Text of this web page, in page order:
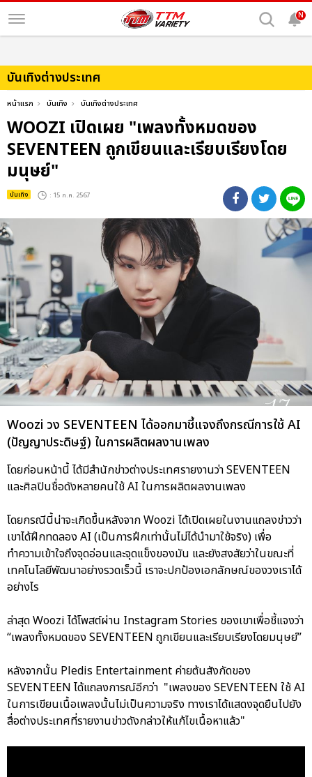
N
บันเทิงต่างประเทศ
หน้าแรก บันเทิง บันเทิงต่างประเทศ
WOOZI เปิดเผย "เพลงทั้งหมดของ
SEVENTEEN ถูกเขียนและเรียบเรียงโดย
มนุษย์"
บันเทิง : 15 ก.ค. 2567
Woozi วง SEVENTEEN ได้ออกมาชี้แจงถึงกรณีการใช้ AI
(ปัญญาประดิษฐ์) ในการผลิตผลงานเพลง
โดยก่อนหน้านี้ ได้มีสำนักข่าวต่างประเทศรายงานว่า SEVENTEEN
และศิลปินชื่อดังหลายคนใช้ AI ในการผลิตผลงานเพลง
โดยกรณีนี้น่าจะเกิดขึ้นหลังจาก Woozi ได้เปิดเผยในงานแถลงข่าวว่า
เขาได้ฝึกทดลอง AI (เป็นการฝึกเท่านั้นไม่ได้นำมาใช้จริง) เพื่อ
ทำความเข้าใจถึงจุดอ่อนและจุดแข็งของมัน และยังสงสัยว่าในขณะที่
เทคโนโลยีพัฒนาอย่างรวดเร็วนี้ เราจะปกป้องเอกลักษณ์ของวงเราได้
อย่างไร
ล่าสุด Woozi ได้โพสต์ผ่าน Instagram Stories ของเขาเพื่อชี้แจงว่า
“เพลงทั้งหมดของ SEVENTEEN ถูกเขียนและเรียบเรียงโดยมนุษย์”
หลังจากนั้น Pledis Entertainment ค่ายต้นสังกัดของ
SEVENTEEN ได้แถลงการณ์อีกว่า "เพลงของ SEVENTEEN ใช้ AI
ในการเขียนเนื้อเพลงนั้นไม่เป็นความจริง ทางเราได้แสดงจุดยืนไปยัง
สื่อต่างประเทศที่รายงานข่าวดังกล่าวให้แก้ไขเนื้อหาแล้ว"